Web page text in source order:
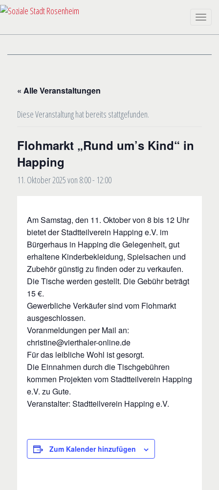
Toggle
« Alle Veranstaltungen
Diese Veranstaltung hat bereits stattgefunden.
Flohmarkt „Rund um’s Kind“ in
Happing
11. Oktober 2025 von 8:00- 12:00
Am Samstag, den 11. Oktober von 8 bis 12 Uhr
bietet der Stadtteilverein Happing e.V. im
Bürgerhaus in Happing die Gelegenheit, gut
erhaltene Kinderbekleidung, Spielsachen und
Zubehör günstig zu finden oder zu verkaufen.
Die Tische werden gestellt. Die Gebühr beträgt
15 €.
Gewerbliche Verkäufer sind vom Flohmarkt
ausgeschlossen.
Voranmeldungen per Mail an:
christine@vierthaler-online.de
Für das leibliche Wohl ist gesorgt.
Die Einnahmen durch die Tischgebühren
kommen Projekten vom Stadtteilverein Happing
e.V. zu Gute.
Veranstalter: Stadtteilverein Happing e.V.
Zum Kalender hinzufügen